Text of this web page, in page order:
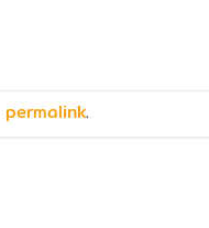
permalink.